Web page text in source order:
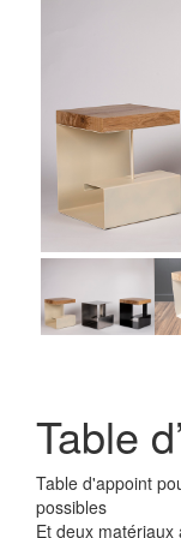
Table
Table d'appoint
possibles
Et deux matériaux